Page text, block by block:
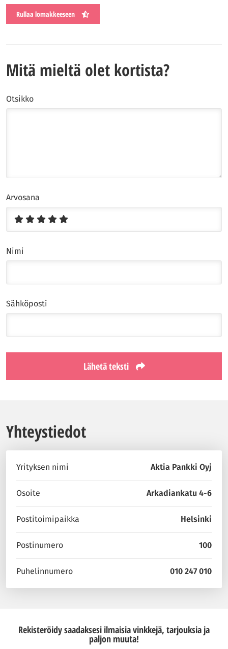
Rullaa lomakkeeseen
Mitä mieltä olet kortista?
Otsikko
Arvosana
Nimi
Sähköposti
Lähetä teksti
Yhteystiedot
Yrityksen nimi Aktia Pankki Oyj
Osoite Arkadiankatu 4-6
Postitoimipaikka Helsinki
Postinumero 100
Puhelinnumero 010 247 010
Rekisteröidy saadaksesi ilmaisia vinkkejä, tarjouksia ja
paljon muuta!